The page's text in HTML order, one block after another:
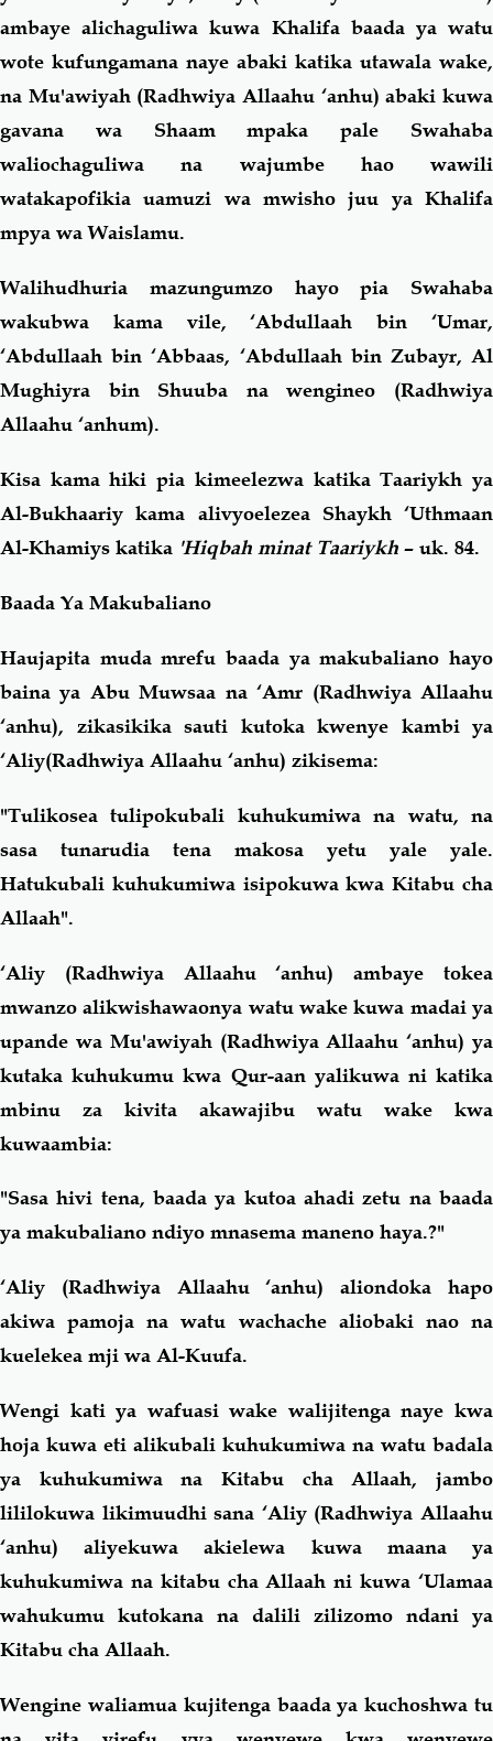
ambaye alichaguliwa kuwa Khalifa baada ya watu
wote kufungamana naye abaki katika utawala wake,
na Mu'awiyah (Radhwiya Allaahu ‘anhu) abaki kuwa
gavana wa Shaam mpaka pale Swahaba
waliochaguliwa na wajumbe hao wawili
watakapofikia uamuzi wa mwisho juu ya Khalifa
mpya wa Waislamu.
Walihudhuria mazungumzo hayo pia Swahaba
wakubwa kama vile, ‘Abdullaah bin ‘Umar,
‘Abdullaah bin ‘Abbaas, ‘Abdullaah bin Zubayr, Al
Mughiyra bin Shuuba na wengineo (Radhwiya
Allaahu ‘anhum).
Kisa kama hiki pia kimeelezwa katika Taariykh ya
Al-Bukhaariy kama alivyoelezea Shaykh ‘Uthmaan
Al-Khamiys katika 'Hiqbah minat Taariykh – uk. 84.
Baada Ya Makubaliano
Haujapita muda mrefu baada ya makubaliano hayo
baina ya Abu Muwsaa na ‘Amr (Radhwiya Allaahu
‘anhu), zikasikika sauti kutoka kwenye kambi ya
‘Aliy(Radhwiya Allaahu ‘anhu) zikisema:
"Tulikosea tulipokubali kuhukumiwa na watu, na
sasa tunarudia tena makosa yetu yale yale.
Hatukubali kuhukumiwa isipokuwa kwa Kitabu cha
Allaah".
‘Aliy (Radhwiya Allaahu ‘anhu) ambaye tokea
mwanzo alikwishawaonya watu wake kuwa madai ya
upande wa Mu'awiyah (Radhwiya Allaahu ‘anhu) ya
kutaka kuhukumu kwa Qur-aan yalikuwa ni katika
mbinu za kivita akawajibu watu wake kwa
kuwaambia:
"Sasa hivi tena, baada ya kutoa ahadi zetu na baada
ya makubaliano ndiyo mnasema maneno haya.?"
‘Aliy (Radhwiya Allaahu ‘anhu) aliondoka hapo
akiwa pamoja na watu wachache aliobaki nao na
kuelekea mji wa Al-Kuufa.
Wengi kati ya wafuasi wake walijitenga naye kwa
hoja kuwa eti alikubali kuhukumiwa na watu badala
ya kuhukumiwa na Kitabu cha Allaah, jambo
lililokuwa likimuudhi sana ‘Aliy (Radhwiya Allaahu
‘anhu) aliyekuwa akielewa kuwa maana ya
kuhukumiwa na kitabu cha Allaah ni kuwa ‘Ulamaa
wahukumu kutokana na dalili zilizomo ndani ya
Kitabu cha Allaah.
Wengine waliamua kujitenga baada ya kuchoshwa tu